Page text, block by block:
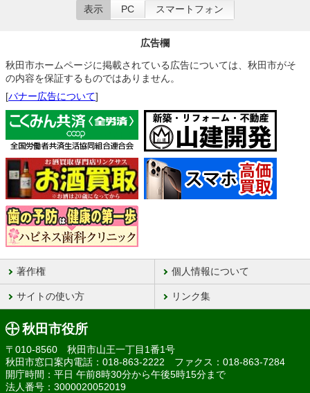
表示 PC スマートフォン
広告欄
秋田市ホームページに掲載されている広告については、秋田市がそ
の内容を保証するものではありません。
[バナー広告について]
著作権 個人情報について
サイトの使い方 リンク集
秋田市役所
〒010-8560 秋田市山王一丁目1番1号
秋田市窓口案内電話：018-863-2222 ファクス：018-863-7284
開庁時間：平日 午前8時30分から午後5時15分まで
法人番号：3000020052019